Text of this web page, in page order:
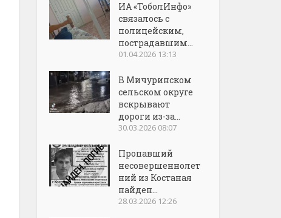
ИА «ТоболИнфо»
связалось с
полицейским,
пострадавшим...
01.04.2026 13:13
В Мичуринском
сельском округе
вскрывают
дороги из-за...
30.03.2026 08:07
Пропавший
несовершеннолет
ний из Костаная
найден...
28.03.2026 12:26